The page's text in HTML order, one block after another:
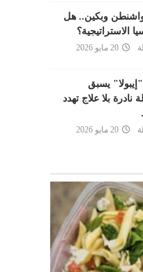
وبكين.. هل
الاستراتيجية؟
20 مايو 2026
يسبق
نادرة بلا علاج تهدد
20 مايو 2026